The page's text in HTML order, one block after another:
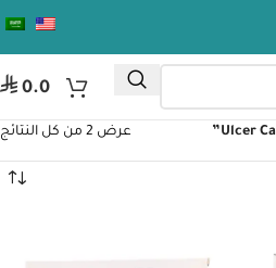
⃁ 0.0
عرض ⁦2⁩ من كل النتائج